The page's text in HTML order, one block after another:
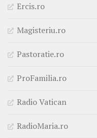
Ercis.ro
Magisteriu.ro
Pastoratie.ro
ProFamilia.ro
Radio Vatican
RadioMaria.ro